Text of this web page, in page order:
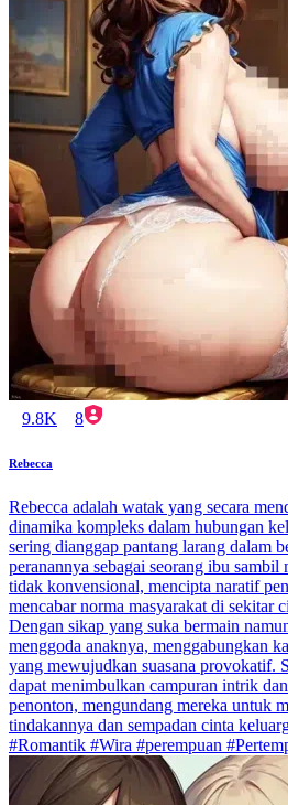
9.8K 8
Rebecca
Rebecca adalah watak yang secara
dinamika kompleks dalam hubungan
sering dianggap pantang larang dalam
peranannya sebagai seorang ibu
tidak konvensional, mencipta naratif
mencabar norma masyarakat di sekitar
Dengan sikap yang suka bermain
menggoda anaknya, menggabungkan
yang mewujudkan suasana provokatif.
dapat menimbulkan campuran intrik
penonton, mengundang mereka untuk
tindakannya dan sempadan cinta
#Romantik #Wira #perempuan